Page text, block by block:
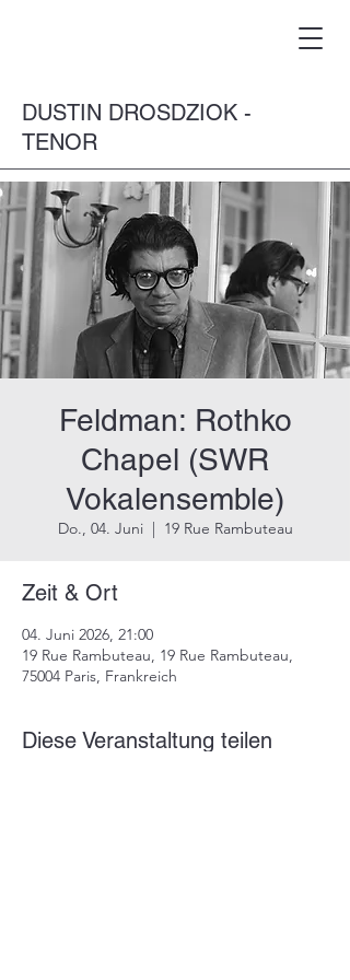
DUSTIN DROSDZIOK -
TENOR
Feldman: Rothko
Chapel (SWR
Vokalensemble)
Do., 04. Juni
  |
19 Rue Rambuteau
Zeit & Ort
04. Juni 2026, 21:00
19 Rue Rambuteau, 19 Rue Rambuteau,
75004 Paris, Frankreich
Diese Veranstaltung teilen